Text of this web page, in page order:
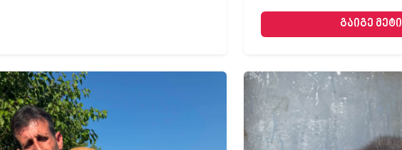
გაიგე მეტი